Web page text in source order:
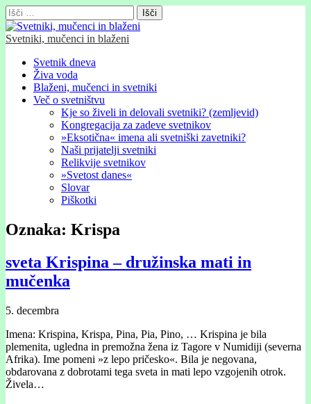
Išči:
Svetniki, mučenci in blaženi
Glavni
meni
Skip
content
Svetnik dneva
Živa voda
Blaženi, mučenci in svetniki
Več o svetništvu
Kje so živeli in delovali svetniki? (zemljevid)
Kongregacija za zadeve svetnikov
»Eksotična« imena ali svetniški zavetniki?
Naši prijatelji svetniki
Relikvije svetnikov
»Svetost danes«
Slovar
Piškotki
Oznaka: Krispa
sveta Krispina – družinska mati in
mučenka
5. decembra
Imena: Krispina, Krispa, Pina, Pia, Pino, … Krispina je bila
plemenita, ugledna in premožna žena iz Tagore v Numidiji (severna
Afrika). Ime pomeni »z lepo pričesko«. Bila je negovana,
obdarovana z dobrotami tega sveta in mati lepo vzgojenih otrok.
Živela…